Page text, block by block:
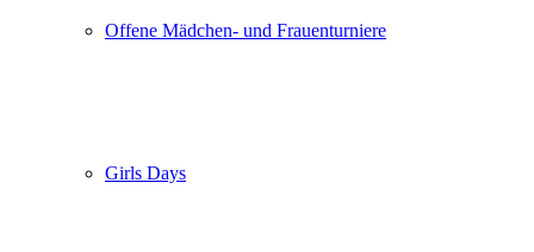
Offene Mädchen- und Frauenturniere
Girls Days